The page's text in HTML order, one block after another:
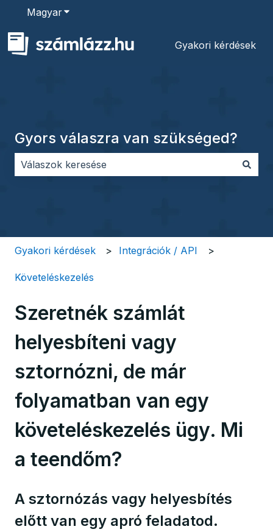
MagyarAlmenü megjelenítése fordításokhoz
Gyakori kérdések
Gyors válaszra van szükséged?
Gyakori kérdések Integrációk / API
Követeléskezelés
Szeretnék számlát
helyesbíteni vagy
sztornózni, de már
folyamatban van egy
követeléskezelés ügy. Mi
a teendőm?
A sztornózás vagy helyesbítés
előtt van egy apró feladatod.